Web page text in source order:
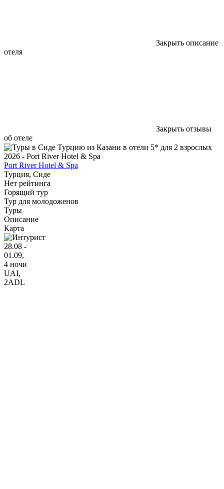
Закрыть описание
отеля
Закрыть отзывы
об отеле
Port River Hotel & Spa
Турция, Сиде
Нет рейтинга
Горящий тур
Тур для молодоженов
Туры
Описание
Карта
28.08 -
01.09,
4 ночи
UAI,
2ADL